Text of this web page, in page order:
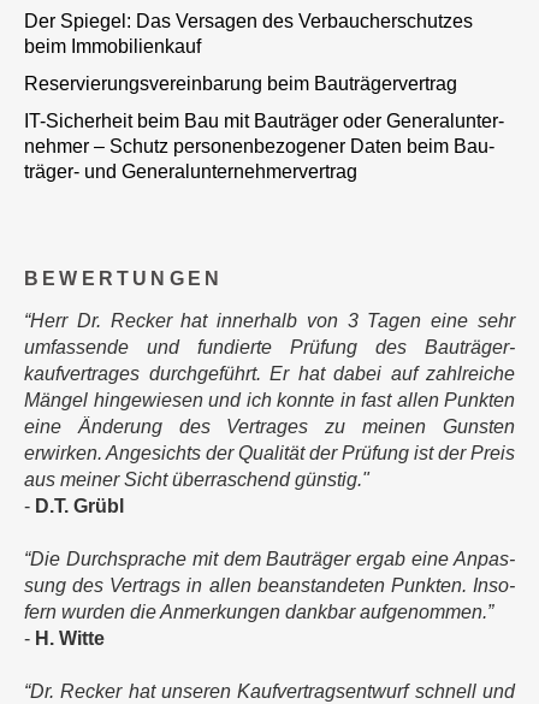
Der Spie­gel: Das Ver­sa­gen des Ver­bauch­er­schut­zes
beim Immobilienkauf
Reser­vie­rungs­ver­ein­ba­rung beim Bauträgervertrag
IT-Sicher­heit beim Bau mit Bau­trä­ger oder Gene­ral­un­ter­
neh­mer – Schutz per­so­nen­be­zo­ge­ner Daten beim Bau­
trä­ger- und Generalunternehmervertrag
BEWER­TUN­GEN
“Herr Dr. Recker hat innerhalb von 3 Tagen eine sehr
umfassende und fundierte Prüfung des Bauträger­
kaufvertrages durchgeführt. Er hat dabei auf zahlreiche
Mängel hinge­wiesen und ich konnte in fast allen Punkten
eine Änderung des Vertrages zu meinen Gunsten
erwirken. Ange­sichts der Qualität der Prüfung ist der Preis
aus meiner Sicht überra­schend günstig."
- D.T. Grübl
“Die Durchsprache mit dem Bau­trä­ger ergab eine Anpas­
sung des Ver­trags in allen be­an­standeten Punk­ten. Inso­
fern wurden die Anmer­kungen dank­bar aufge­nom­men.”
- H. Witte
“Dr. Recker hat unseren Kaufvertrags­entwurf schnell und